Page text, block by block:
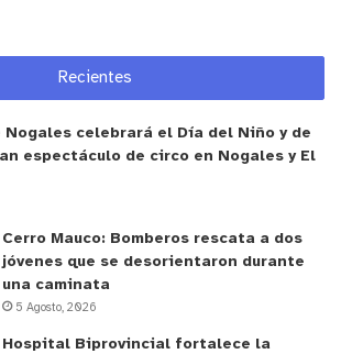
Recientes
celebrará el Día del Niño y de
espectáculo de circo en Nogales y El
Cerro Mauco: Bomberos rescata a dos
jóvenes que se desorientaron durante
una caminata
5 Agosto, 2026
Hospital Biprovincial fortalece la